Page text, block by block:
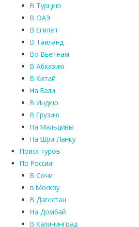
В Турцию
В ОАЭ
В Египет
В Таиланд
Во Вьетнам
В Абхазию
В Китай
На Бали
В Индию
В Грузию
На Мальдивы
На Шри-Ланку
Поиск туров
По России
В Сочи
в Москву
В Дагестан
На Домбай
В Калининград